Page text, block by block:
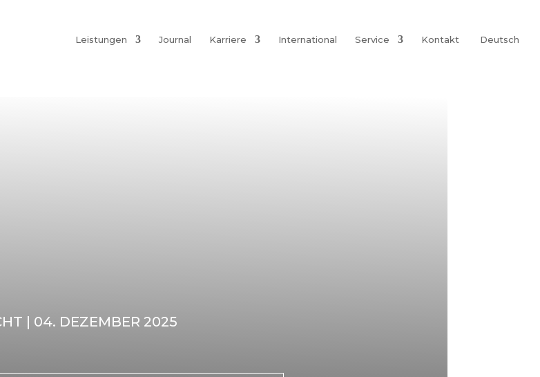
Leistungen Journal Karriere International Service Kontakt Deutsch
| 04. DEZEMBER 2025